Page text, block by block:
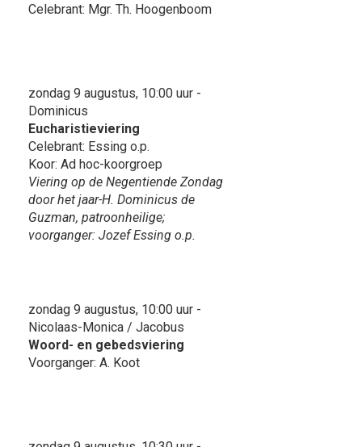
Celebrant: Mgr. Th. Hoogenboom
zondag 9 augustus, 10:00 uur -
Dominicus
Eucharistieviering
Celebrant: Essing o.p.
Koor: Ad hoc-koorgroep
Viering op de Negentiende Zondag
door het jaar-H. Dominicus de
Guzman, patroonheilige;
voorganger: Jozef Essing o.p.
zondag 9 augustus, 10:00 uur -
Nicolaas-Monica / Jacobus
Woord- en gebedsviering
Voorganger: A. Koot